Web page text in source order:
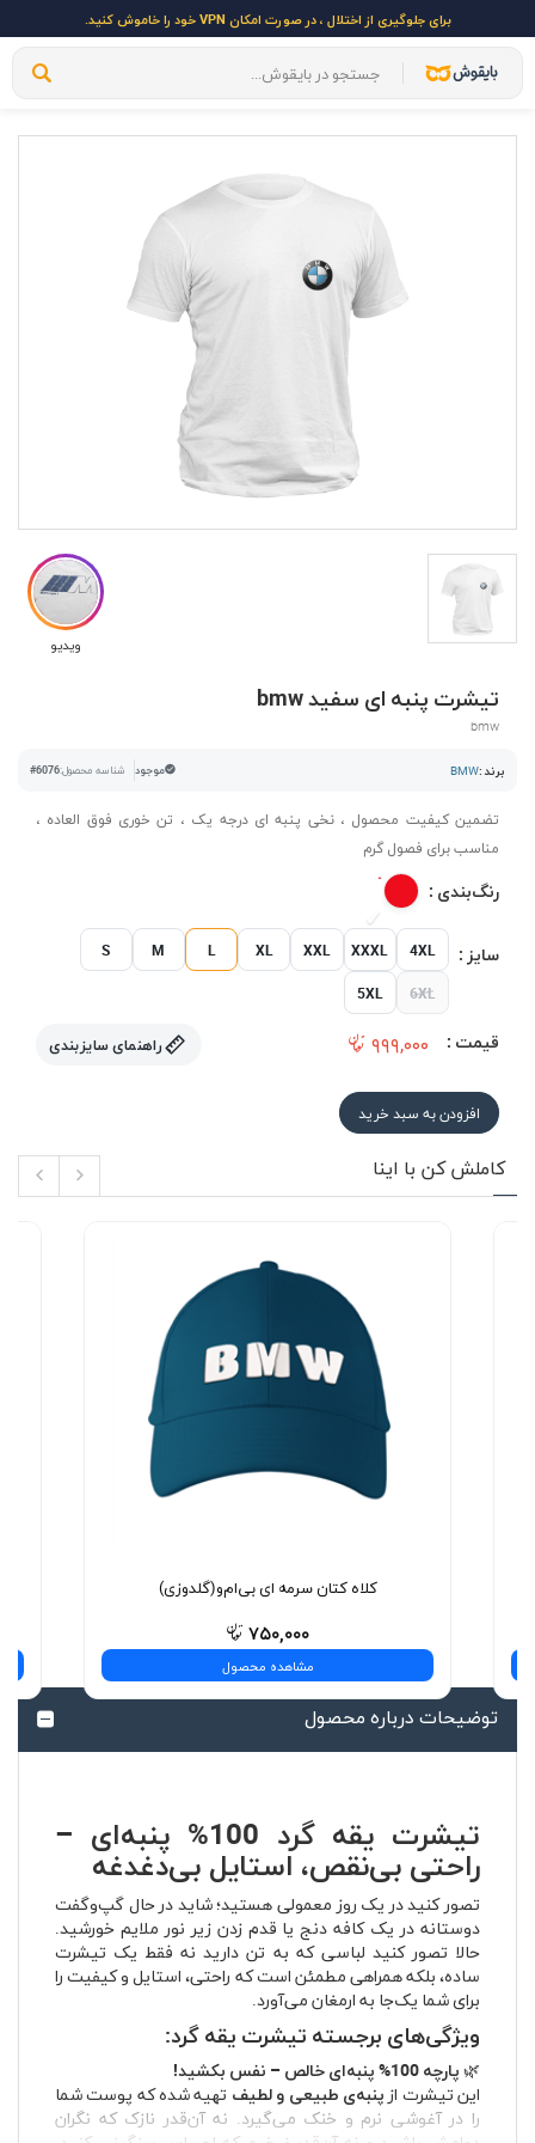
برای جلوگیری از اختلال ، در صورت امکان VPN خود را خاموش کنید.
ویدیو
تیشرت پنبه ای سفید bmw
bmw
برند :BMW موجود شناسه محصول:#6076
تضمین کیفیت محصول ، نخی پنبه ای درجه یک ، تن خوری فوق العاده ،
مناسب برای فصول گرم
رنگ‌بندی :
سایز : S M L XL XXL XXXL 4XL
5XL 6XL
قیمت : ۹۹۹,۰۰۰ راهنمای سایزبندی
افزودن به سبد خرید
کاملش کن با اینا
کلاه کتان سرمه ای بی‌ام‌و(گلدوزی)
۷۵۰,۰۰۰
مشاهده محصول
توضیحات درباره محصول
تیشرت یقه گرد 100% پنبه‌ای –
راحتی بی‌نقص، استایل بی‌دغدغه
تصور کنید در یک روز معمولی هستید؛ شاید در حال گپ‌وگفت
دوستانه در یک کافه دنج یا قدم زدن زیر نور ملایم خورشید.
حالا تصور کنید لباسی که به تن دارید نه فقط یک تیشرت
ساده، بلکه همراهی مطمئن است که راحتی، استایل و کیفیت را
برای شما یک‌جا به ارمغان می‌آورد.
ویژگی‌های برجسته تیشرت یقه گرد:
🌿 پارچه 100% پنبه‌ای خالص – نفس بکشید!
این تیشرت از پنبه‌ی طبیعی و لطیف تهیه شده که پوست شما
را در آغوشی نرم و خنک می‌گیرد. نه آن‌قدر نازک که نگران